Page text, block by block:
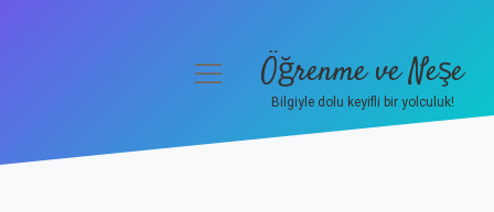
menüyüÖğrenme ve Neşe
Bilgiyle dolu keyifli bir yolculuk!